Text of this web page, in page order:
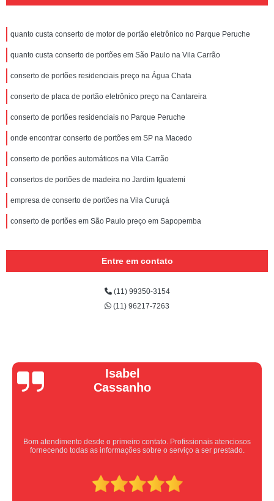
quanto custa conserto de motor de portão eletrônico no Parque Peruche
quanto custa conserto de portões em São Paulo na Vila Carrão
conserto de portões residenciais preço na Água Chata
conserto de placa de portão eletrônico preço na Cantareira
conserto de portões residenciais no Parque Peruche
onde encontrar conserto de portões em SP na Macedo
conserto de portões automáticos na Vila Carrão
consertos de portões de madeira no Jardim Iguatemi
empresa de conserto de portões na Vila Curuçá
conserto de portões em São Paulo preço em Sapopemba
Entre em contato
(11) 99350-3154
(11) 96217-7263
Vera Maria
Equipe nota 10, trabalho rápido com excelência , super organizados.
Super indico.